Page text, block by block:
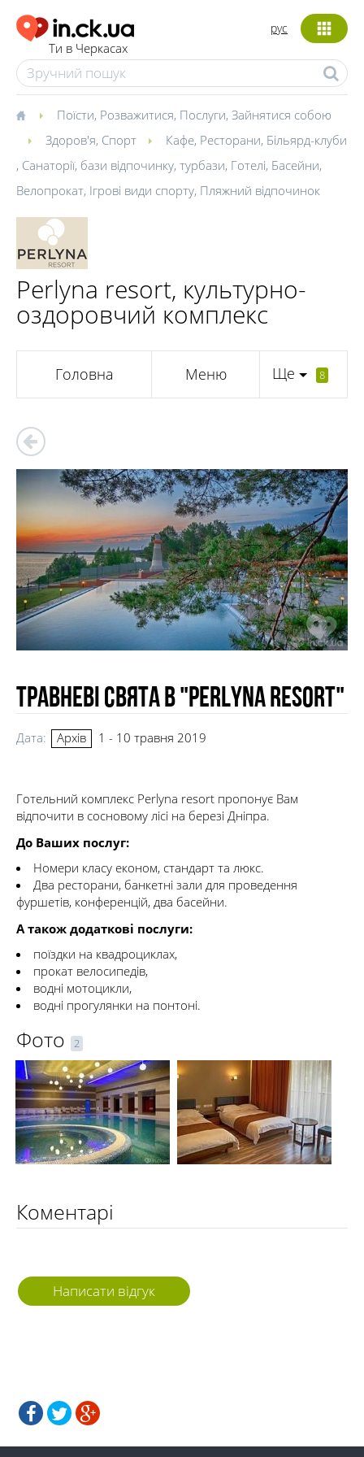
Ти в Черкасах
рус
Поїсти, Розважитися, Послуги, Зайнятися собою
Здоров'я, Спорт Кафе, Ресторани, Більярд-клуби
, Санаторії, бази відпочинку, турбази, Готелі, Басейни,
Велопрокат, Ігрові види спорту, Пляжний відпочинок
Perlyna resort, культурно-
оздоровчий комплекс
Головна Меню Ще 8
Травневі свята в "Perlyna resort"
Дата: Архів 1 - 10 травня 2019
Готельний комплекс Perlyna resort пропонує Вам
відпочити в сосновому лісі на березі Дніпра.
До Ваших послуг:
Номери класу економ, стандарт та люкс.
Два ресторани, банкетні зали для проведення
фуршетів, конференцій, два басейни.
А також додаткові послуги:
поїздки на квадроциклах,
прокат велосипедів,
водні мотоцикли,
водні прогулянки на понтоні.
Фото 2
Коментарі
Написати відгук